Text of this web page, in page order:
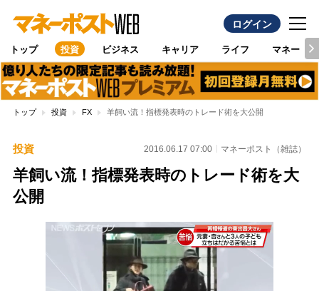
ログイン
トップ 投資 ビジネス キャリア ライフ マネー
トップ 投資 FX 羊飼い流！指標発表時のトレード術を大公開
投資 2016.06.17 07:00 マネーポスト（雑誌）
羊飼い流！指標発表時のトレード術を大
公開